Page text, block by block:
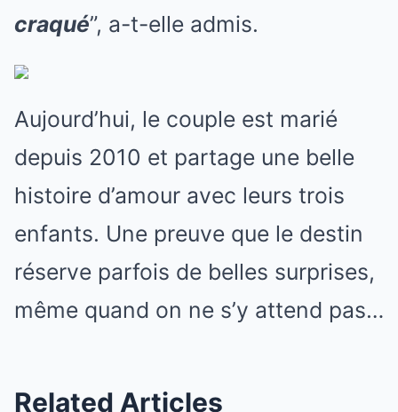
craqué”, a-t-elle admis.
Aujourd’hui, le couple est marié
depuis 2010 et partage une belle
histoire d’amour avec leurs trois
enfants. Une preuve que le destin
réserve parfois de belles surprises,
même quand on ne s’y attend pas…
Related Articles